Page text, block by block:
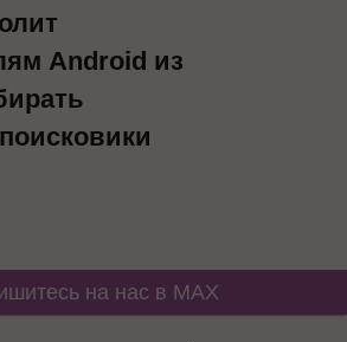
Android из
на нас в MAX